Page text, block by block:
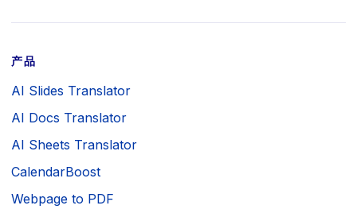
产品
AI Slides Translator
AI Docs Translator
AI Sheets Translator
CalendarBoost
Webpage to PDF